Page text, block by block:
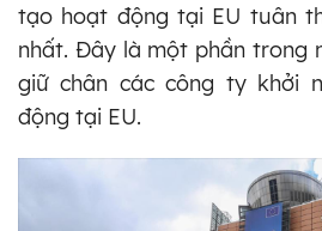
tạo hoạt động tại EU tuân
nhất. Đây là một phần trong
giữ chân các công ty khởi
động tại EU.